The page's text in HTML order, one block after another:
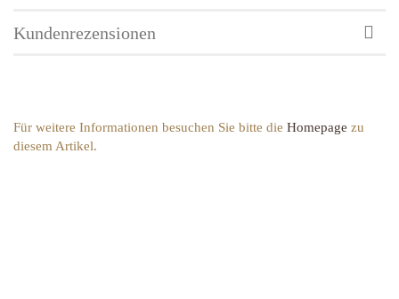
Kundenrezensionen
Für weitere Informationen besuchen Sie bitte die Homepage zu
diesem Artikel.